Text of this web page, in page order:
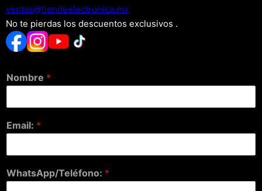
xm.acinortceleedneit@satnev
No te pierdas los descuentos exclusivos .
Nombre *
Email: *
WhatsApp/Teléfono: *